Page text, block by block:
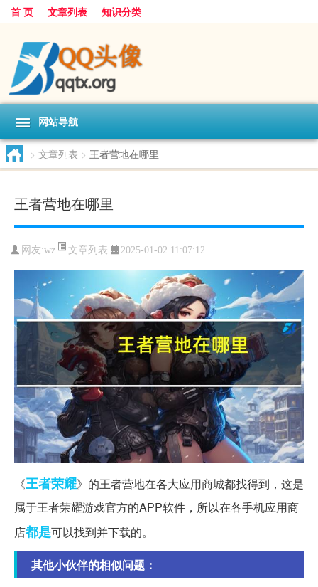
首 页 文章列表 知识分类
网站导航
> 文章列表 > 王者营地在哪里
王者营地在哪里
网友:wz 文章列表 2025-01-02 11:07:12
《王者荣耀》的王者营地在各大应用商城都找得到，这是
属于王者荣耀游戏官方的APP软件，所以在各手机应用商
店都是可以找到并下载的。
其他小伙伴的相似问题：